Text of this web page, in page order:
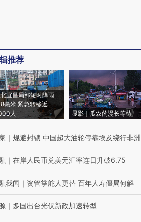
推荐
宜昌局部短时降雨
毫米 紧急转移近
人
显影｜瓜农的漫长等待
｜ 规避封锁 中国超大油轮停靠埃及绕行非洲
｜ 在岸人民币兑美元汇率连日升破6.75
我闻 ｜ 资管掌舵人更替 百年人寿僵局何解
｜ 多国出台光伏新政加速转型